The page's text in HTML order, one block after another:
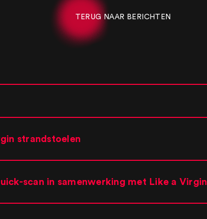
TERUG NAAR BERICHTEN
strandstoelen
scan in samenwerking met Like a Virgin